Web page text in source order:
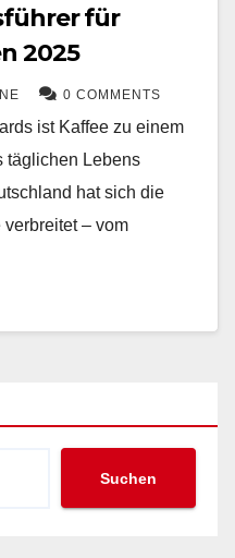
für
2025
0 COMMENTS
ist Kaffee zu einem
täglichen Lebens
hat sich die
– vom
Suchen